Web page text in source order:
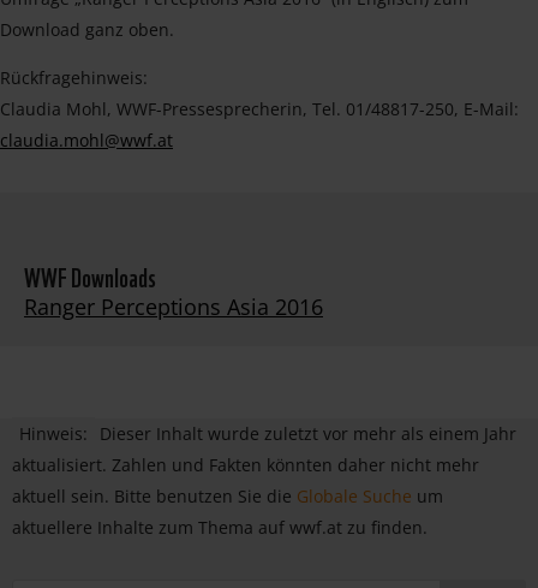
Download ganz oben.
Rückfragehinweis:
Claudia Mohl, WWF-Pressesprecherin, Tel. 01/48817-250, E-Mail:
claudia.mohl@wwf.at
WWF Downloads
Ranger Perceptions Asia 2016
Hinweis:
Dieser Inhalt wurde zuletzt vor mehr als einem Jahr
aktualisiert. Zahlen und Fakten könnten daher nicht mehr
aktuell sein. Bitte benutzen Sie die Globale Suche um
aktuellere Inhalte zum Thema auf wwf.at zu finden.